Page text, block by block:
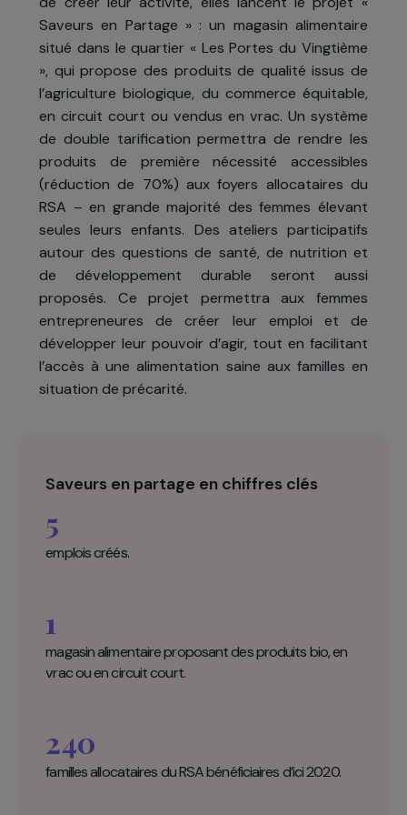
commerce alimentaire respectueux
l’environnement et accessible aux familles
faibles revenus.
Face à ce constat et au souhait de ces
de créer leur activité, elles lancent le projet
Saveurs en Partage » : un magasin
situé dans le quartier « Les Portes du
», qui propose des produits de qualité issus
l’agriculture biologique, du commerce
en circuit court ou vendus en vrac. Un
de double tarification permettra de rendre
produits de première nécessité
(réduction de 70%) aux foyers allocataires
RSA – en grande majorité des femmes
seules leurs enfants. Des ateliers
entrepreneures de créer leur emploi et
développer leur pouvoir d’agir, tout en
l’accès à une alimentation saine aux familles
situation de précarité.
Saveurs en partage en chiffres clés
emplois créés.